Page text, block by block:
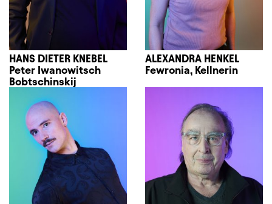
HANS DIETER KNEBEL
Peter Iwanowitsch
Bobtschinskij
ALEXANDRA HENKEL
Fewronia, Kellnerin